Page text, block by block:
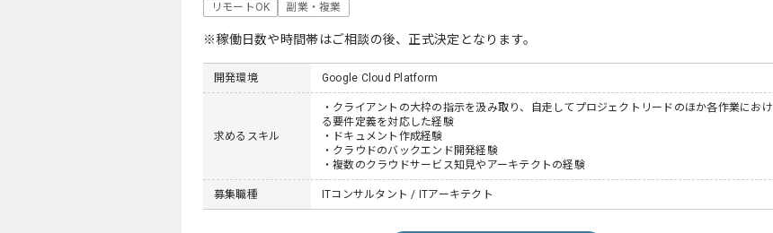
リモートOK 副業・複業
※稼働日数や時間帯はご相談の後、正式決定となります。
開発環境 Google Cloud Platform
求めるスキル
・クライアントの大枠の指示を汲み取り、自走してプロジェクトリードのほか各作業におけ
る要件定義を対応した経験
・ドキュメント作成経験
・クラウドのバックエンド開発経験
・複数のクラウドサービス知見やアーキテクトの経験
募集職種 ITコンサルタント / ITアーキテクト